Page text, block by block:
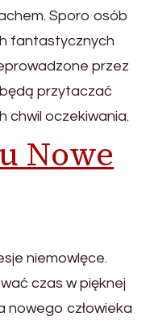
Sporo osób
fantastycznych
przez
przytaczać
chwil oczekiwania.
Nowe
niemowlęce.
czas w pięknej
nowego człowieka